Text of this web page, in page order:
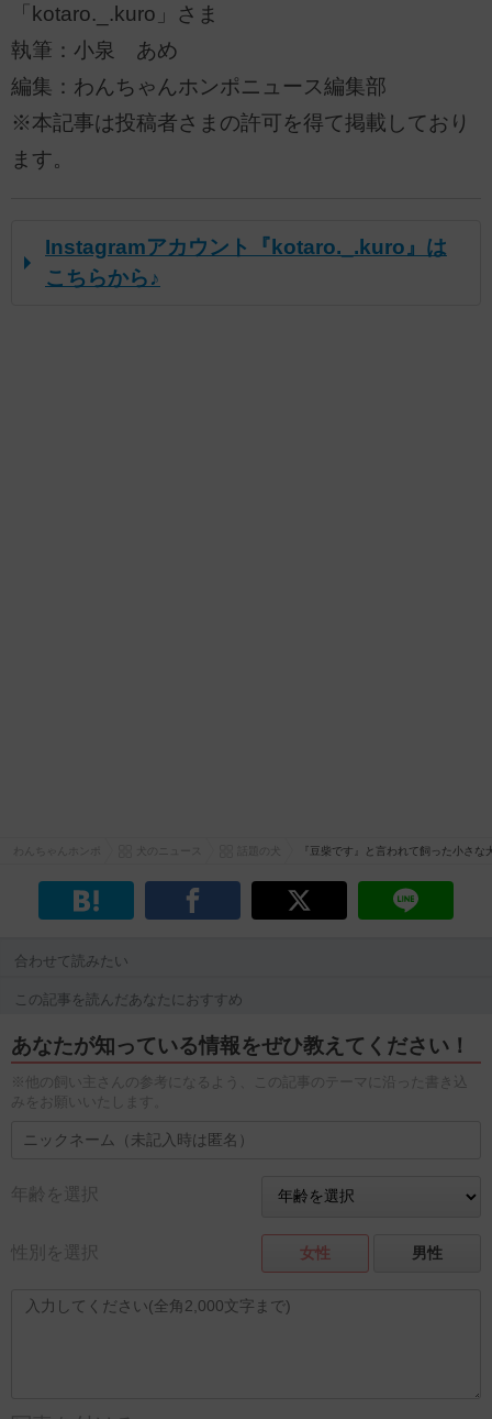
「kotaro._.kuro」さま
執筆：小泉 あめ
編集：わんちゃんホンポニュース編集部
※本記事は投稿者さまの許可を得て掲載しており
ます。
Instagramアカウント『kotaro._.kuro』は
こちらから♪
『豆柴です』と言われて飼った小さ
合わせて読みたい
この記事を読んだあなたにおすすめ
あなたが知っている情報をぜひ教えてください！
※他の飼い主さんの参考になるよう、この記事のテーマに沿った書き込
みをお願いいたします。
年齢を選択
性別を選択 女性 男性